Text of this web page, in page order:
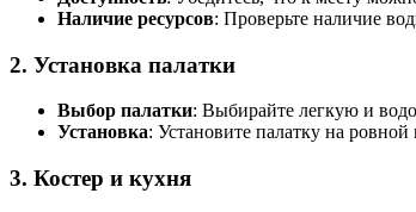
Наличие ресурсов: Проверьте наличие
2. Установка палатки
Выбор палатки: Выбирайте легкую и
Установка: Установите палатку на
3. Костер и кухня